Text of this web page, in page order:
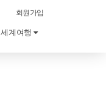
회원가입
세계여행